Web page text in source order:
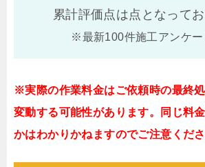
累計評価点は点となって
※最新100件施工アンケー
※実際の作業料金はご依頼時の最終
変動する可能性があります。同じ料
かはわかりかねますのでご注意くださ